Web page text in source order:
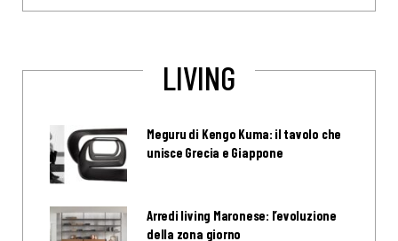
LIVING
Meguru di Kengo Kuma: il tavolo che
unisce Grecia e Giappone
Arredi living Maronese: l’evoluzione
della zona giorno